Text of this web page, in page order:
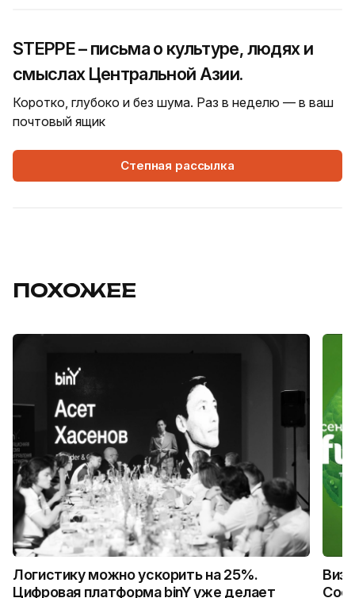
STEPPE – письма о культуре, людях и
смыслах Центральной Азии.
Коротко, глубоко и без шума. Раз в неделю — в ваш
почтовый ящик
Степная рассылка
ПОХОЖЕЕ
Логистику можно ускорить на 25%.
Цифровая платформа binY уже делает